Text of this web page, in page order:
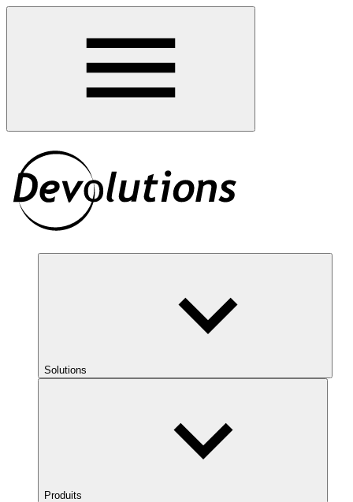
Solutions
Produits